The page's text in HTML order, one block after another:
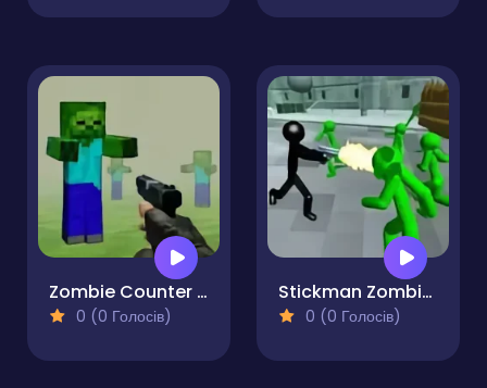
Zombie Counter Craft
0 (0 Голосів)
Stickman Zombie Shooting 3D
0 (0 Голосів)